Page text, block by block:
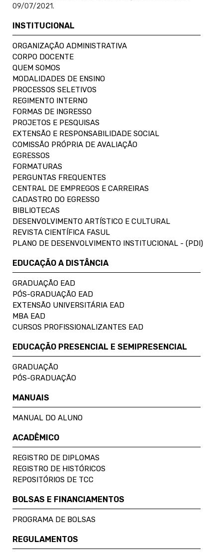
09/07/2021.
INSTITUCIONAL
ORGANIZAÇÃO ADMINISTRATIVA
CORPO DOCENTE
QUEM SOMOS
MODALIDADES DE ENSINO
PROCESSOS SELETIVOS
REGIMENTO INTERNO
FORMAS DE INGRESSO
PROJETOS E PESQUISAS
EXTENSÃO E RESPONSABILIDADE SOCIAL
COMISSÃO PRÓPRIA DE AVALIAÇÃO
EGRESSOS
FORMATURAS
PERGUNTAS FREQUENTES
CENTRAL DE EMPREGOS E CARREIRAS
CADASTRO DO EGRESSO
BIBLIOTECAS
DESENVOLVIMENTO ARTÍSTICO E CULTURAL
REVISTA CIENTÍFICA FASUL
PLANO DE DESENVOLVIMENTO INSTITUCIONAL - (PDI)
EDUCAÇÃO A DISTÂNCIA
GRADUAÇÃO EAD
PÓS-GRADUAÇÃO EAD
EXTENSÃO UNIVERSITÁRIA EAD
MBA EAD
CURSOS PROFISSIONALIZANTES EAD
EDUCAÇÃO PRESENCIAL E SEMIPRESENCIAL
GRADUAÇÃO
PÓS-GRADUAÇÃO
MANUAIS
MANUAL DO ALUNO
ACADÊMICO
REGISTRO DE DIPLOMAS
REGISTRO DE HISTÓRICOS
REPOSITÓRIOS DE TCC
BOLSAS E FINANCIAMENTOS
PROGRAMA DE BOLSAS
REGULAMENTOS